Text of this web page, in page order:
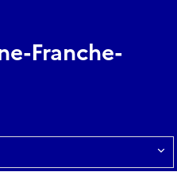
Franche-